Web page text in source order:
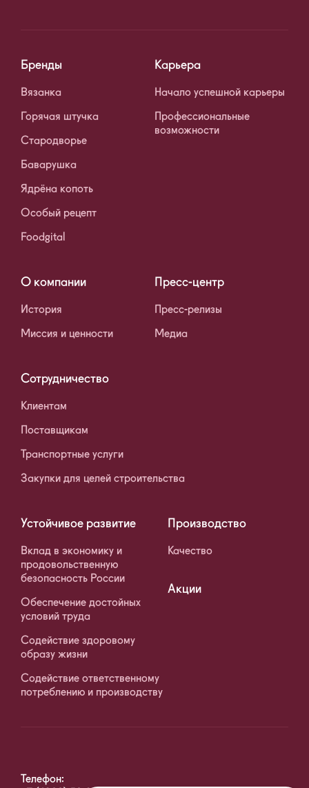
Бренды
Вязанка
Горячая штучка
Стародворье
Баварушка
Ядрёна копоть
Особый рецепт
Foodgital
О компании
История
Миссия и ценности
Карьера
Начало успешной карьеры
Профессиональные
возможности
Пресс-центр
Пресс-релизы
Медиа
Сотрудничество
Клиентам
Поставщикам
Транспортные услуги
Закупки для целей строительства
Устойчивое развитие
Вклад в экономику и
продовольственную
безопасность России
Обеспечение достойных
условий труда
Содействие здоровому
образу жизни
Содействие ответственному
потреблению и производству
Производство
Качество
Акции
Телефон: